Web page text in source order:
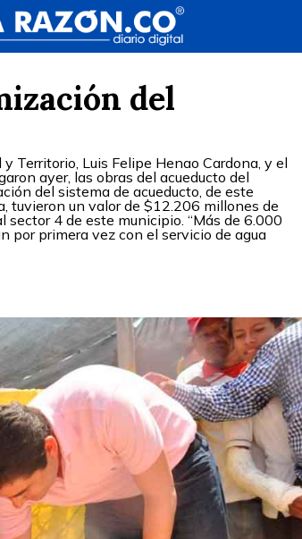
del
Territorio, Luis Felipe Henao Cardona, y el
ayer, las obras del acueducto del
del sistema de acueducto, de este
tuvieron un valor de $12.206 millones de
4 de este municipio. “Más de 6.000
por primera vez con el servicio de agua